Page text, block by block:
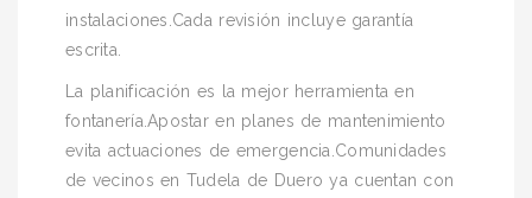
instalaciones.Cada revisión incluye garantía
escrita.
La planificación es la mejor herramienta en
fontanería.Apostar en planes de mantenimiento
evita actuaciones de emergencia.Comunidades
de vecinos en Tudela de Duero ya cuentan con